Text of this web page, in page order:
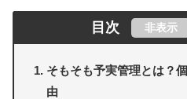
目次 非表示
そもそも予実管理とは？
由